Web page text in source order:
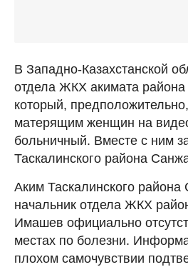
В Западно-Казахстанской
отдела ЖКХ акимата
который,
матерящим женщин на
больничный. Вместе с ним
Таскалинского района
Аким Таскалинского
начальник отдела ЖКХ
Имашев официально
местах по болезни.
плохом самочувствии